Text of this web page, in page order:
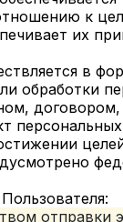
к
их
в
обработки
отправки